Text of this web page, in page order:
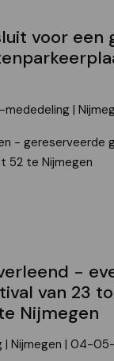
voor een
mededeling |
- gereserveerde
52 te Nijmegen
-
van 23
Nijmegen
| Nijmegen | 04-